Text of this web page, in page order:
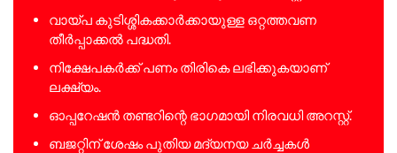
വായ്പ കുടിശ്ശികക്കാർക്കായുള്ള ഒറ്റത്തവണ
തീർപ്പാക്കൽ പദ്ധതി.
നിക്ഷേപകർക്ക് പണം തിരികെ ലഭിക്കുകയാണ്
ലക്ഷ്യം.
ഓപ്പറേഷൻ തണ്ടറിന്റെ ഭാഗമായി നിരവധി അറസ്റ്റ്.
ബജറ്റിന് ശേഷം പുതിയ മദ്യനയ ചർച്ചകൾ